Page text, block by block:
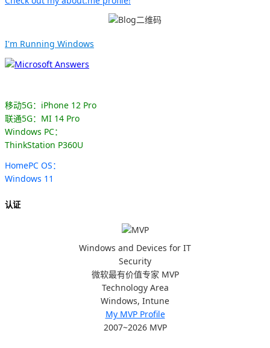
I'm Running Windows
移动5G：iPhone 12 Pro
联通5G：MI 14 Pro
Windows PC：
ThinkStation P360U
HomePC OS：
Windows 11
认证
Windows and Devices for IT
Security
微软最有价值专家 MVP
Technology Area
Windows, Intune
My MVP Profile
2007~2026 MVP